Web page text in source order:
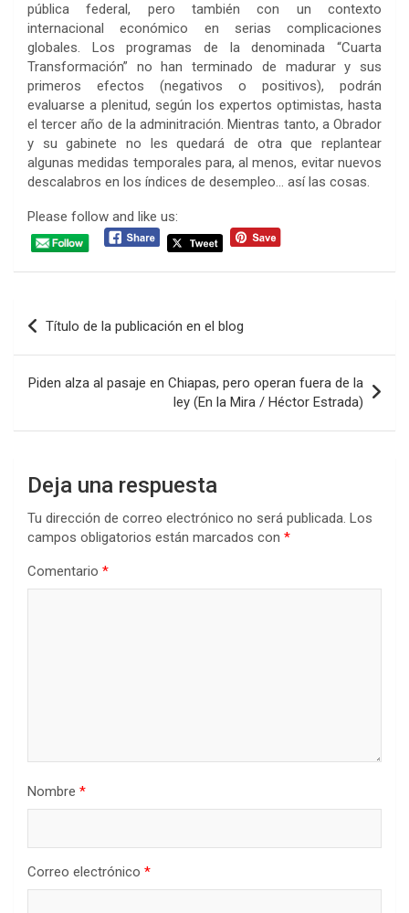
pública federal, pero también con un contexto
internacional económico en serias complicaciones
globales. Los programas de la denominada “Cuarta
Transformación” no han terminado de madurar y sus
primeros efectos (negativos o positivos), podrán
evaluarse a plenitud, según los expertos optimistas, hasta
el tercer año de la adminitración. Mientras tanto, a Obrador
y su gabinete no les quedará de otra que replantear
algunas medidas temporales para, al menos, evitar nuevos
descalabros en los índices de desempleo… así las cosas.
Please follow and like us:
Navegación
de
entradas
Título de la publicación en el blog
Piden alza al pasaje en Chiapas, pero operan fuera de la
ley (En la Mira / Héctor Estrada)
Deja una respuesta
Tu dirección de correo electrónico no será publicada. Los
campos obligatorios están marcados con *
Comentario *
Nombre *
Correo electrónico *